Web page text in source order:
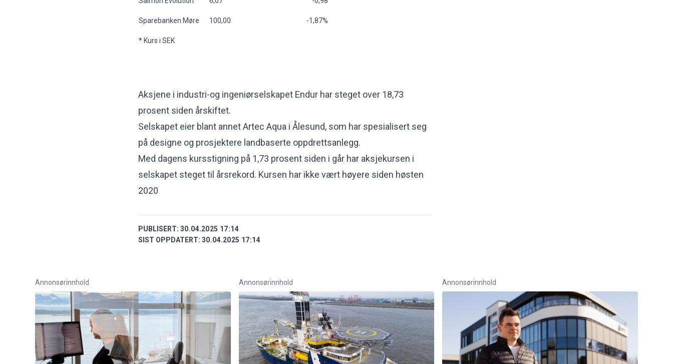
Sparebanken Møre 100,00 -1,87%
* Kurs i SEK
Aksjene i industri-og ingeniørselskapet Endur har steget over 18,73
prosent siden årskiftet.
Selskapet eier blant annet Artec Aqua i Ålesund, som har spesialisert seg
på designe og prosjektere landbaserte oppdrettsanlegg.
Med dagens kursstigning på 1,73 prosent siden i går har aksjekursen i
selskapet steget til årsrekord. Kursen har ikke vært høyere siden høsten
2020
PUBLISERT: 30.04.2025 17:14
SIST OPPDATERT: 30.04.2025 17:14
Annonsørinnhold Annonsørinnhold Annonsørinnhold